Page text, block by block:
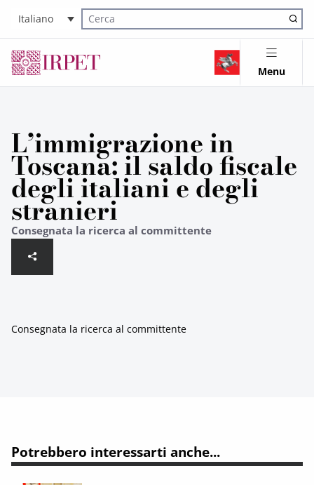
Italiano
Cerca nel sito
Menu
L’immigrazione in
Toscana: il saldo fiscale
degli italiani e degli
stranieri
Consegnata la ricerca al committente
Consegnata la ricerca al committente
Potrebbero interessarti anche...